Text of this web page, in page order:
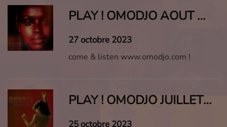
PLAY ! OMODJO AOUT 2023
27 octobre 2023
come & listen www.omodjo.com !
PLAY ! OMODJO JUILLET 2023
25 octobre 2023